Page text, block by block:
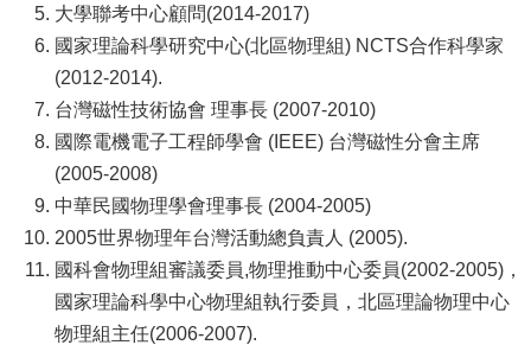
大學聯考中心顧問(2014-2017)
國家理論科學研究中心(北區物理組) NCTS合作科學家
(2012-2014).
台灣磁性技術協會 理事長 (2007-2010)
國際電機電子工程師學會 (IEEE) 台灣磁性分會主席
(2005-2008)
中華民國物理學會理事長 (2004-2005)
2005世界物理年台灣活動總負責人 (2005).
國科會物理組審議委員,物理推動中心委員(2002-2005)，
國家理論科學中心物理組執行委員，北區理論物理中心
物理組主任(2006-2007).